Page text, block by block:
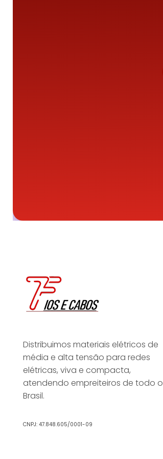
Distribuimos materiais elétricos de
média e alta tensão para redes
elétricas, viva e compacta,
atendendo empreiteiros de todo o
Brasil.
CNPJ: 47.848.605/0001-09